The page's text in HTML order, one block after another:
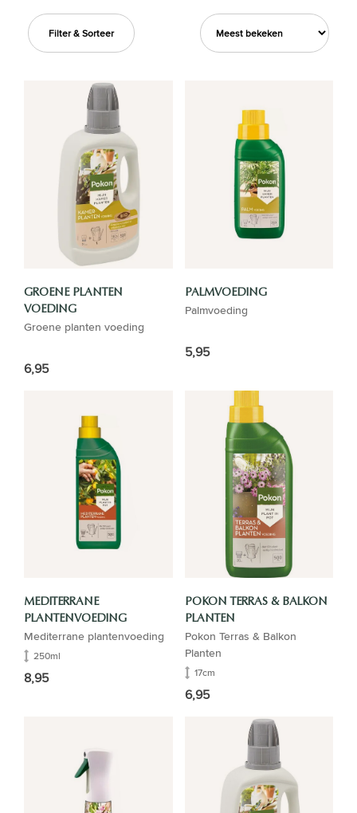
Filter & Sorteer
GROENE PLANTEN
VOEDING
Groene planten voeding
6,95
PALMVOEDING
Palmvoeding
5,95
MEDITERRANE
PLANTENVOEDING
Mediterrane plantenvoeding
250ml
8,95
POKON TERRAS & BALKON
PLANTEN
Pokon Terras & Balkon
Planten
17cm
6,95